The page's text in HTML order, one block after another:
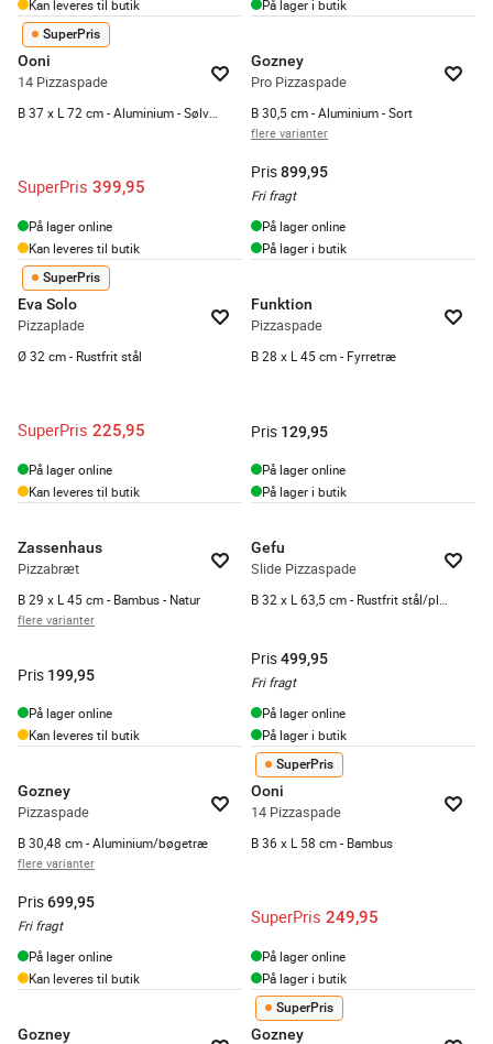
Kan leveres til butik På lager i butik
SuperPris
Ooni
14 Pizzaspade
SuperPris 399,95
På lager online
Kan leveres til butik
Gozney
Pro Pizzaspade
B 30,5 cm - Aluminium - Sort
flere varianter
Pris899,95
Fri fragt
På lager online
På lager i butik
SuperPris
Eva Solo
Pizzaplade
Ø 32 cm - Rustfrit stål
SuperPris 225,95
På lager online
Kan leveres til butik
Funktion
Pizzaspade
B 28 x L 45 cm - Fyrretræ
Pris 129,95
På lager online
På lager i butik
Zassenhaus
Pizzabræt
B 29 x L 45 cm - Bambus - Natur
flere varianter
Pris 199,95
På lager online
Kan leveres til butik
Gefu
Slide Pizzaspade
Pris499,95
Fri fragt
På lager online
På lager i butik
Gozney
Pizzaspade
B 30,48 cm - Aluminium/bøgetræ
flere varianter
Pris699,95
Fri fragt
På lager online
Kan leveres til butik
SuperPris
Ooni
14 Pizzaspade
B 36 x L 58 cm - Bambus
SuperPris 249,95
På lager online
På lager i butik
Gozney
SuperPris
Gozney